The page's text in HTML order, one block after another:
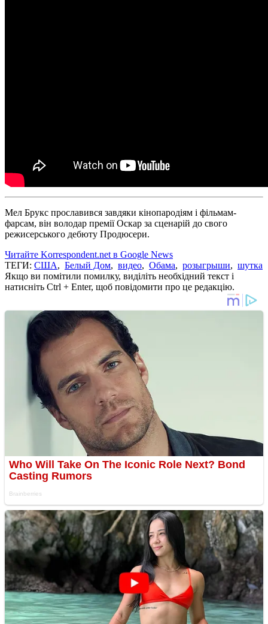
Мел Брукс прославився завдяки кінопародіям і фільмам-
фарсам, він володар премії Оскар за сценарій до свого
режисерського дебюту Продюсери.
Читайте Korrespondent.net в Google News
ТЕГИ: США, Белый Дом, видео, Обама, розыгрыши, шутка
Якщо ви помітили помилку, виділіть необхідний текст і
натисніть Ctrl + Enter, щоб повідомити про це редакцію.